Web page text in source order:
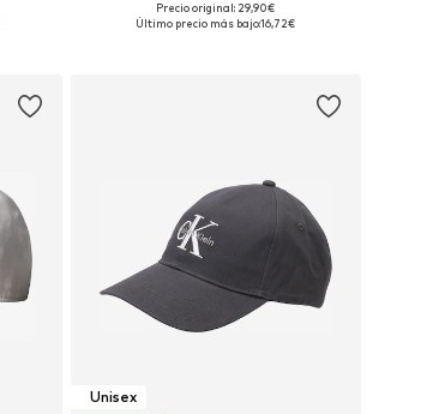
Tallas disponibles: 55-60
Precio original: 29,90€
Último precio más bajo:16,72€
Unisex